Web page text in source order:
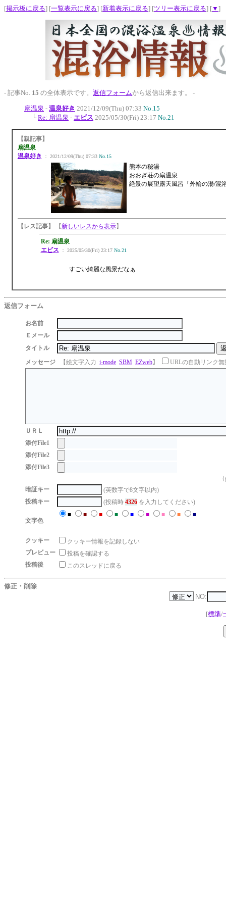
[掲示板に戻る] [一覧表示に戻る] [新着表示に戻る] [ツリー表示に戻る] [▼ ]
- 記事No. 15 の全体表示です。 返信フォームから返信出来ます。 -
扇温泉 - 温泉好き 2021/12/09(Thu) 07:33 No.15
└Re: 扇温泉 - エビス 2025/05/30(Fri) 23:17 No.21
【親記事】
扇温泉
温泉好き
： 2021/12/09(Thu) 07:33 No.15
熊本の秘湯
おおぎ荘の扇温泉
絶景の展望露天風呂「外輪の湯/混
【レス記事】 【新しいレスから表示】
Re: 扇温泉
エビス ： 2025/05/30(Fri) 23:17 No.21
すごい綺麗な風景だなぁ
返信フォーム
お名前
Ｅメール
タイトル
メッセージ
【絵文字入力 i-mode SBM EZweb】 URLの自動リンク無
ＵＲＬ
添付File1
添付File2
添付File3
暗証キー
(英数字で8文字以内)
投稿キー
(投稿時 4326 を入力してください)
文字色
■ ■ ■ ■ ■ ■ ■ ■ ■
クッキー
クッキー情報を記録しない
プレビュー
投稿を確認する
投稿後
このスレッドに戻る
修正・削除
NO:
[標準/